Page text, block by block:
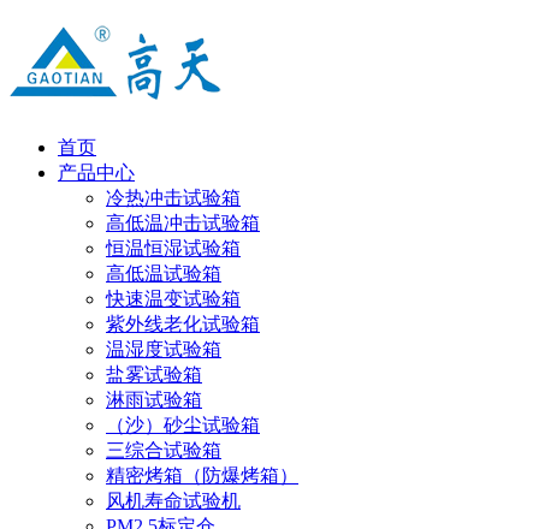
首页
产品中心
冷热冲击试验箱
高低温冲击试验箱
恒温恒湿试验箱
高低温试验箱
快速温变试验箱
紫外线老化试验箱
温湿度试验箱
盐雾试验箱
淋雨试验箱
（沙）砂尘试验箱
三综合试验箱
精密烤箱（防爆烤箱）
风机寿命试验机